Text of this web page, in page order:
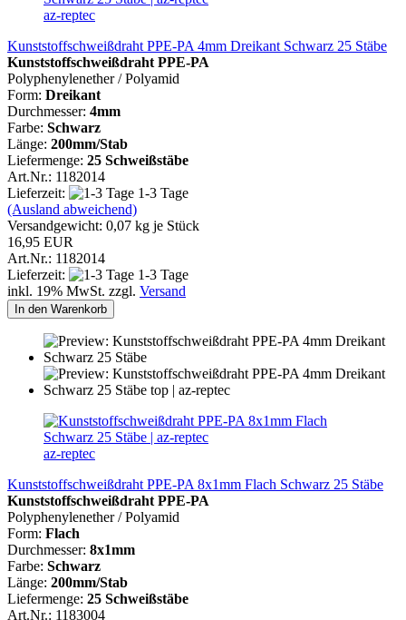
az-reptec
Kunststoffschweißdraht PPE-PA 4mm Dreikant Schwarz 25 Stäbe
Kunststoffschweißdraht PPE-PA
Polyphenylenether / Polyamid
Form: Dreikant
Durchmesser: 4mm
Farbe: Schwarz
Länge: 200mm/Stab
Liefermenge: 25 Schweißstäbe
Art.Nr.: 1182014
Lieferzeit:
1-3 Tage
(Ausland abweichend)
Versandgewicht: 0,07 kg je Stück
16,95 EUR
Art.Nr.: 1182014
Lieferzeit:
1-3 Tage
inkl. 19% MwSt. zzgl. Versand
In den Warenkorb
az-reptec
Kunststoffschweißdraht PPE-PA 8x1mm Flach Schwarz 25 Stäbe
Kunststoffschweißdraht PPE-PA
Polyphenylenether / Polyamid
Form: Flach
Durchmesser: 8x1mm
Farbe: Schwarz
Länge: 200mm/Stab
Liefermenge: 25 Schweißstäbe
Art.Nr.: 1183004